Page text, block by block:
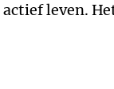
leven.